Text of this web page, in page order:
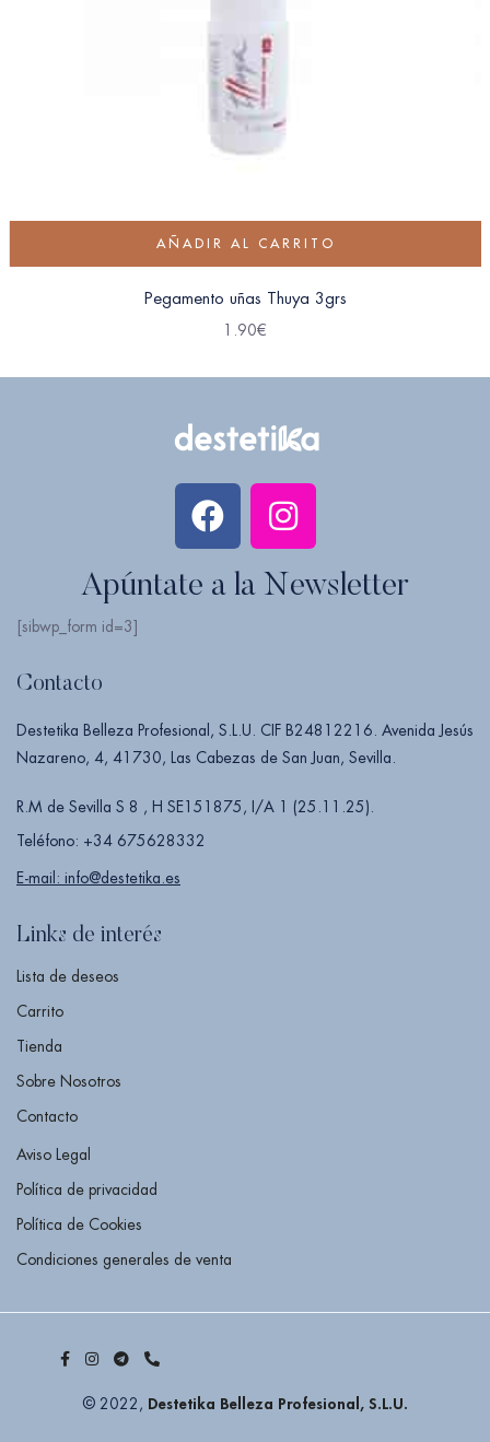
AÑADIR AL CARRITO
Pegamento uñas Thuya 3grs
1.90€
Apúntate a la Newsletter
[sibwp_form id=3]
Contacto
Destetika Belleza Profesional, S.L.U. CIF B24812216. Avenida Jesús
Nazareno, 4, 41730, Las Cabezas de San Juan, Sevilla.
R.M de Sevilla S 8 , H SE151875, I/A 1 (25.11.25).
Teléfono: +34 675628332
E-mail: info@destetika.es
Links de interés
Lista de deseos
Carrito
Tienda
Sobre Nosotros
Contacto
Aviso Legal
Política de privacidad
Política de Cookies
Condiciones generales de venta
© 2022, Destetika Belleza Profesional, S.L.U.